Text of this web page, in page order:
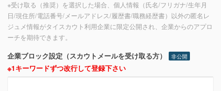
※受け取る（推奨）を選択した場合、個人情報（氏名/フリガナ/生年月
日/現住所/電話番号/メールアドレス/履歴書/職務経歴書）以外の匿名レ
ジュメ情報がタイスカウト利用企業に限定公開され、企業からのアプロ
ーチを期待できます。
企業ブロック設定（スカウトメールを受け取る方） 非公開
※1キーワードずつ改行して登録下さい